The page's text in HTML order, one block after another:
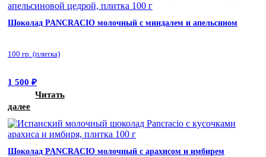
Шоколад PANCRACIO молочный с миндалем и апельсином
100 гр. (плитка)
1 500 ₽
Читать
далее
Шоколад PANCRACIO молочный с арахисом и имбирем